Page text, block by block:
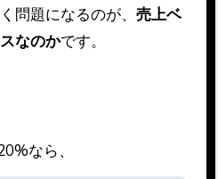
問題になるのが、 売上ベ
なのかです。
なら、